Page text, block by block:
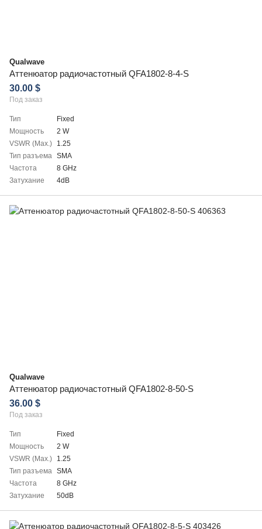
Qualwave
Аттенюатор радиочастотный QFA1802-8-4-S
30.00 $
Под заказ
Тип
Fixed
Мощность
2 W
VSWR (Max.)
1.25
Тип разъема
SMA
Частота
8 GHz
Затухание
4dB
Qualwave
Аттенюатор радиочастотный QFA1802-8-50-S
36.00 $
Под заказ
Тип
Fixed
Мощность
2 W
VSWR (Max.)
1.25
Тип разъема SMA
Частота
8 GHz
Затухание
50dB